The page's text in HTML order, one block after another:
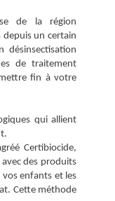
de la région
depuis un certain
désinsectisation
de traitement
fin à votre
qui allient
Certibiocide,
des produits
enfants et les
Cette méthode